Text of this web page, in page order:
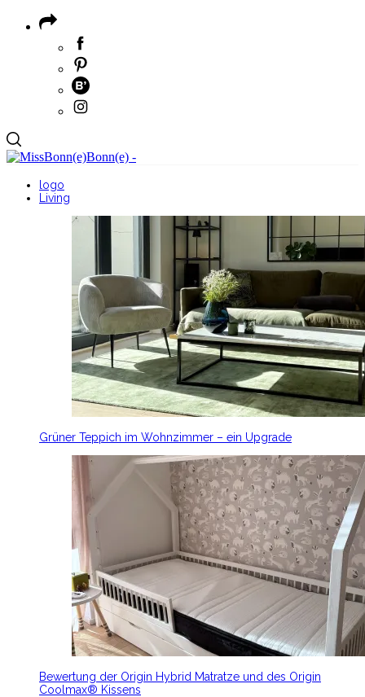
logo
Living
Grüner Teppich im Wohnzimmer – ein Upgrade
Bewertung der Origin Hybrid Matratze und des Origin
Coolmax® Kissens